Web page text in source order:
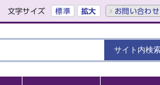
文字サイズ 標準 拡大 お問い合わせ